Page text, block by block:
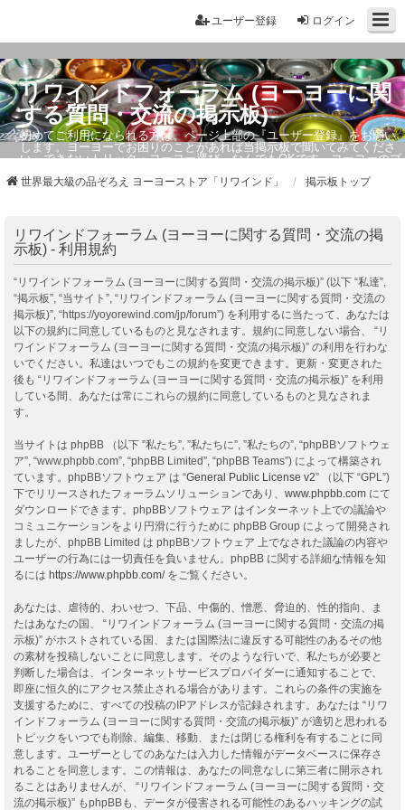
ログイン
ユーザー登録
リワインドフォーラム (ヨーヨーに関
する質問・交流の掲示板)
初めてご利用になられる方は、ページ上部の『ユーザー登録』をお願い
します。ヨーヨーでお困りのことがあれば当掲示板で聞いてみてくださ
い。できないトリック・ヨーヨー選び、なんでもOKです。ヨーヨーのプ
世界最大級の品ぞろえ ヨーヨーストア「リワインド」 掲示板トップ
リワインドフォーラム (ヨーヨーに関する質問・交流の掲
示板) - 利用規約
“リワインドフォーラム (ヨーヨーに関する質問・交流の掲示板)” (以下 “私達”,
“掲示板”, “当サイト”, “リワインドフォーラム (ヨーヨーに関する質問・交流の
掲示板)”, “https://yoyorewind.com/jp/forum”) を利用するに当たって、あなたは
以下の規約に同意しているものと見なされます。規約に同意しない場合、 “リ
ワインドフォーラム (ヨーヨーに関する質問・交流の掲示板)” の利用を行わな
いでください。私達はいつでもこの規約を変更できます。更新・変更された
後も “リワインドフォーラム (ヨーヨーに関する質問・交流の掲示板)” を利用
している間、あなたは常にこれらの規約に同意しているものと見なされま
す。
当サイトは phpBB （以下 ”私たち”, ”私たちに”, ”私たちの”, “phpBBソフトウェ
ア”, “www.phpbb.com”, “phpBB Limited”, “phpBB Teams”) によって構築され
ています。phpBBソフトウェア は “General Public License v2” （以下 “GPL”)
下でリリースされたフォーラムソリューションであり、 www.phpbb.com にて
ダウンロードできます。phpBBソフトウェア はインターネット上での議論や
コミュニケーションをより円滑に行うために phpBB Group によって開発され
ましたが、phpBB Limited は phpBBソフトウェア 上でなされた議論の内容や
ユーザーの行為には一切責任を負いません。phpBB に関する詳細な情報を知
るには https://www.phpbb.com/をご覧ください。
あなたは、虐待的、わいせつ、下品、中傷的、憎悪、脅迫的、性的指向、ま
たはあなたの国、 “リワインドフォーラム (ヨーヨーに関する質問・交流の掲
示板)” がホストされている国、または国際法に違反する可能性のあるその他
の素材を投稿しないことに同意します。そのような行いで、私たちが必要と
判断した場合は、インターネットサービスプロバイダーに通知することで、
即座に恒久的にアクセス禁止される場合があります。これらの条件の実施を
支援するために、すべての投稿のIPアドレスが記録されます。あなたは “リワ
インドフォーラム (ヨーヨーに関する質問・交流の掲示板)” が適切と思われる
トピックをいつでも削除、編集、移動、または閉じる権利を有することに同
意します。ユーザーとしてのあなたは入力した情報がデータベースに保存さ
れることを同意します。この情報は、あなたの同意なしに第三者に開示され
ることはありませんが、 “リワインドフォーラム (ヨーヨーに関する質問・交
流の掲示板)” もphpBBも、データが侵害される可能性のあるハッキングの試